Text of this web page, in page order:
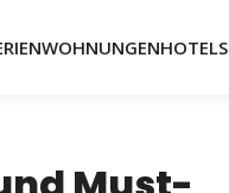
HOTELS